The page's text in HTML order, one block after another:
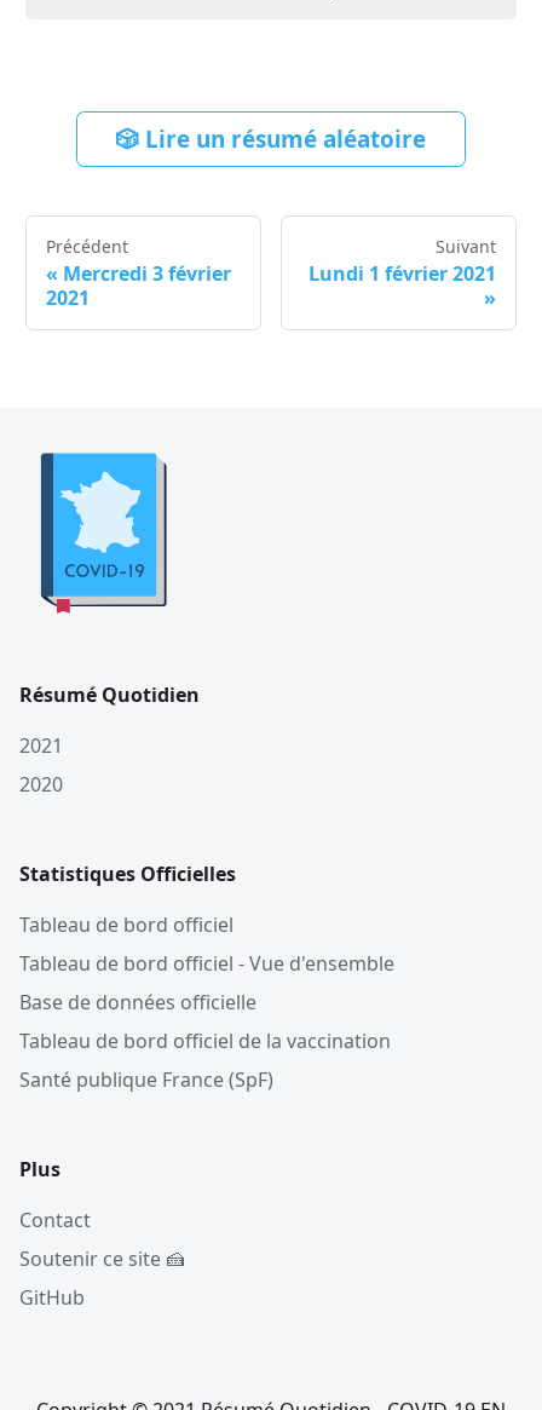
🎲 Lire un résumé aléatoire
Précédent
« Mercredi 3 février
2021
Suivant
Lundi 1 février 2021
»
Résumé Quotidien
2021
2020
Statistiques Officielles
Tableau de bord officiel
Tableau de bord officiel - Vue d'ensemble
Base de données officielle
Tableau de bord officiel de la vaccination
Santé publique France (SpF)
Plus
Contact
Soutenir ce site 🍰
GitHub